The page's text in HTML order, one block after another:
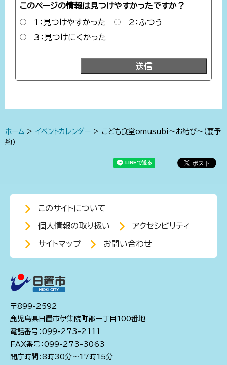
このページの情報は見つけやすかったですか？
1：見つけやすかった
2：ふつう
3：見つけにくかった
ホーム > イベントカレンダー > こども食堂omusubi～お結び～（要予
約）
このサイトについて
個人情報の取り扱い アクセシビリティ
サイトマップ お問い合わせ
〒899-2592
鹿児島県日置市伊集院町郡一丁目100番地
電話番号：099-273-2111
FAX番号：099-273-3063
開庁時間：8時30分～17時15分